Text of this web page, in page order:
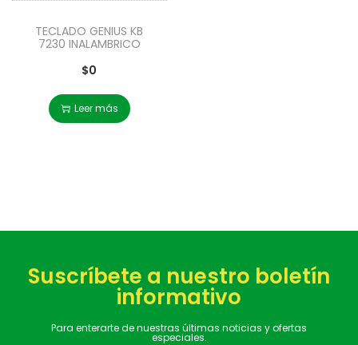
TECLADO GENIUS KB
7230 INALAMBRICO
$0
Leer más
Suscríbete a nuestro boletín
informativo
Para enterarte de nuestras últimas noticias y ofertas
especiales.